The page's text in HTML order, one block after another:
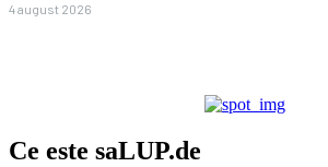
4 august 2026
Ce este saLUP.de